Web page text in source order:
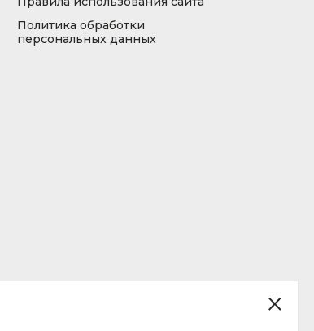
Политика обработки
персональных данных